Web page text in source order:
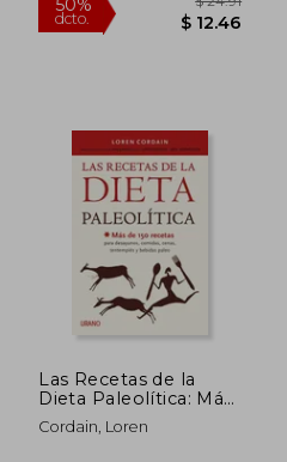
Las Recetas de la
Dieta Paleolítica: Más
de 150 Recetas Para
Desayunos, Comidas,
Cordain, Loren